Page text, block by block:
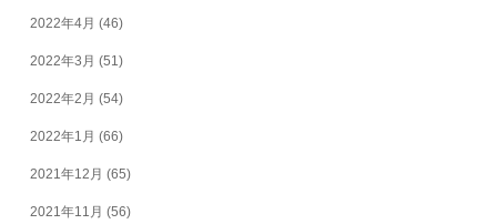
2022年4月 (46)
2022年3月 (51)
2022年2月 (54)
2022年1月 (66)
2021年12月 (65)
2021年11月 (56)